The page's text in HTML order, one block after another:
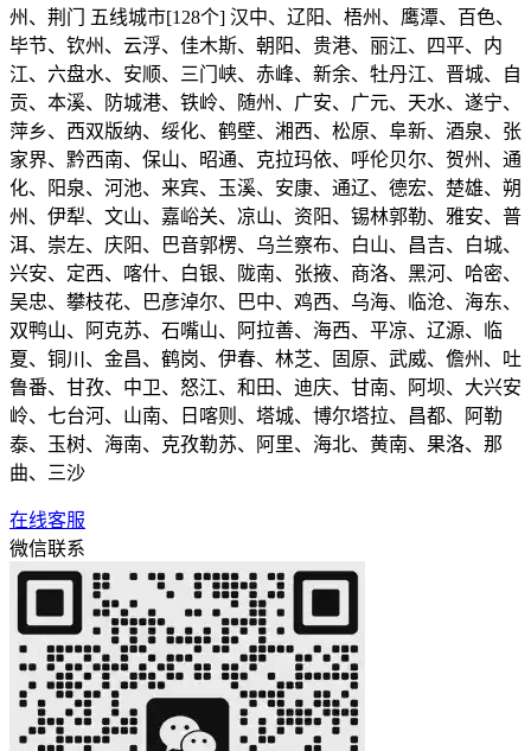
州、荆门 五线城市[128个] 汉中、辽阳、梧州、鹰潭、百色、
毕节、钦州、云浮、佳木斯、朝阳、贵港、丽江、四平、内
江、六盘水、安顺、三门峡、赤峰、新余、牡丹江、晋城、自
贡、本溪、防城港、铁岭、随州、广安、广元、天水、遂宁、
萍乡、西双版纳、绥化、鹤壁、湘西、松原、阜新、酒泉、张
家界、黔西南、保山、昭通、克拉玛依、呼伦贝尔、贺州、通
化、阳泉、河池、来宾、玉溪、安康、通辽、德宏、楚雄、朔
州、伊犁、文山、嘉峪关、凉山、资阳、锡林郭勒、雅安、普
洱、崇左、庆阳、巴音郭楞、乌兰察布、白山、昌吉、白城、
兴安、定西、喀什、白银、陇南、张掖、商洛、黑河、哈密、
吴忠、攀枝花、巴彦淖尔、巴中、鸡西、乌海、临沧、海东、
双鸭山、阿克苏、石嘴山、阿拉善、海西、平凉、辽源、临
夏、铜川、金昌、鹤岗、伊春、林芝、固原、武威、儋州、吐
鲁番、甘孜、中卫、怒江、和田、迪庆、甘南、阿坝、大兴安
岭、七台河、山南、日喀则、塔城、博尔塔拉、昌都、阿勒
泰、玉树、海南、克孜勒苏、阿里、海北、黄南、果洛、那
曲、三沙
在线客服
微信联系